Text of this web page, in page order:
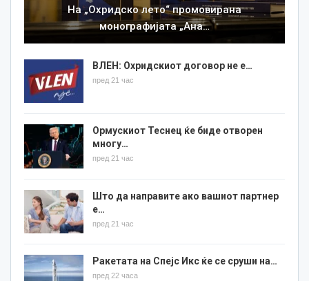
На „Охридско лето“ промовирана
монографијата „Ана…
ВЛЕН: Охридскиот договор не е…
пред 21 час
Ормускиот Теснец ќе биде отворен
многу…
пред 21 час
Што да направите ако вашиот партнер
е…
пред 21 час
Ракетата на Спејс Икс ќе се сруши на…
пред 22 часа